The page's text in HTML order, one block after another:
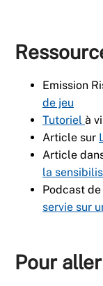
Emission
de jeu
Tutoriel à
Article sur
Article
la
Podcast de
servie sur
Pour